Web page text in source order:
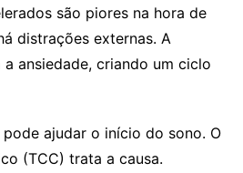
são piores na hora de
distrações externas. A
ansiedade, criando um ciclo
ajudar o início do sono. O
(TCC) trata a causa.